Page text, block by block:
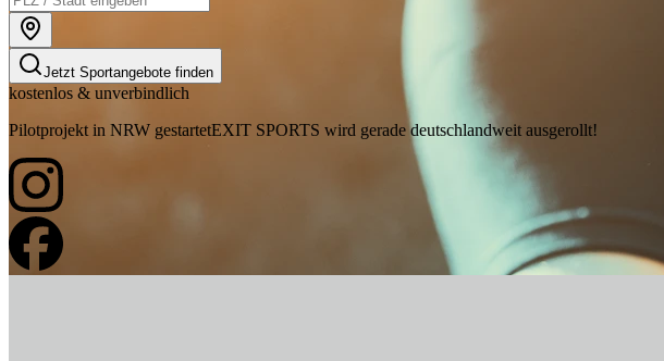
Jetzt Sportangebote finden
kostenlos & unverbindlich
Pilotprojekt in NRW gestartetEXIT SPORTS wird gerade deutschlandweit ausgerollt!